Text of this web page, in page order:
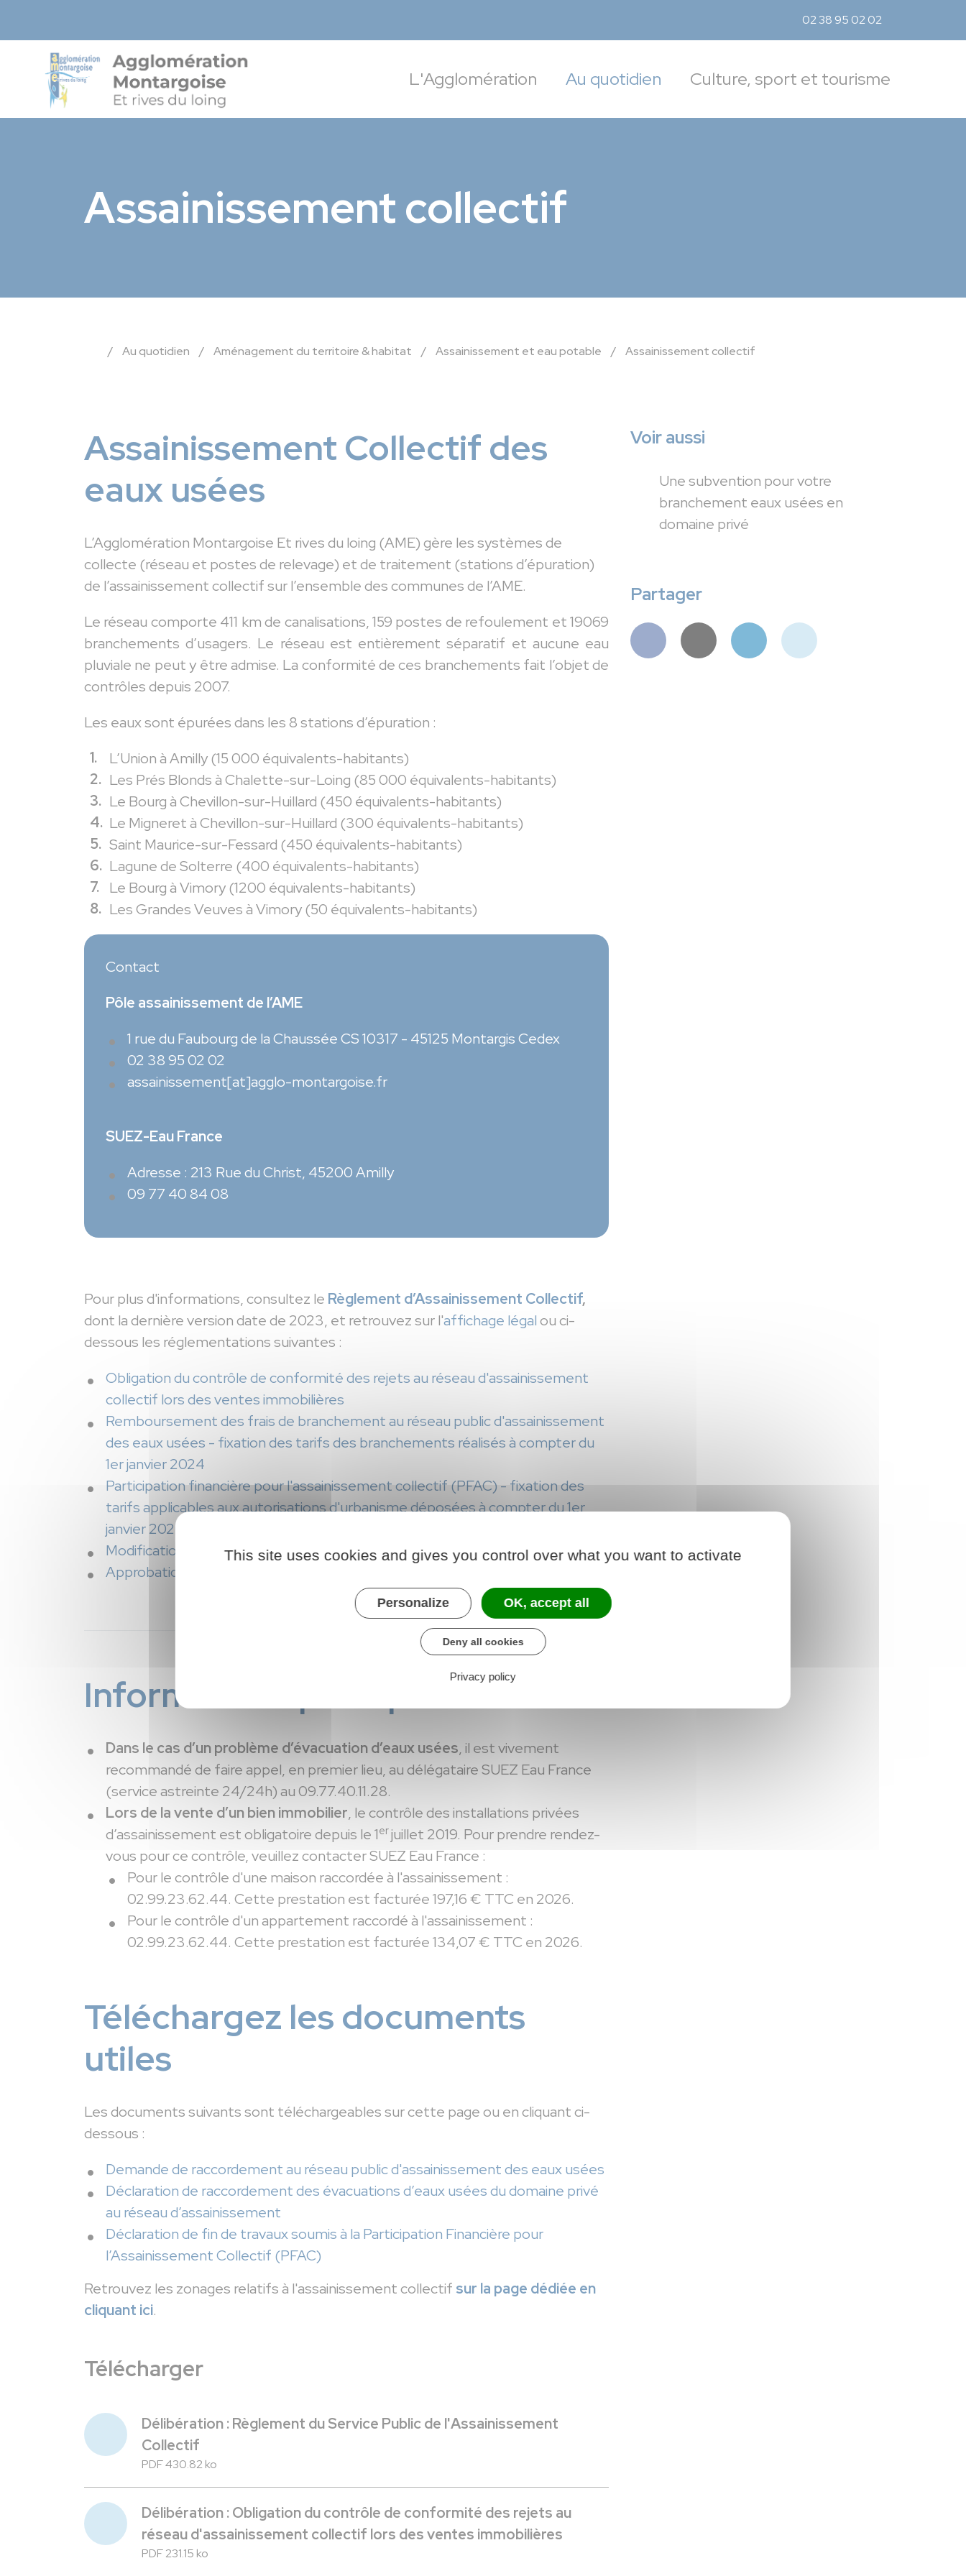
02 38 95 02 02
L'Agglomération Au quotidien Culture, sport et tourisme
Assainissement collectif
/ Au quotidien / Aménagement du territoire & habitat / Assainissement et eau potable / Assainissement collectif
Assainissement Collectif des
eaux usées
L’Agglomération Montargoise Et rives du loing (AME) gère les systèmes de
collecte (réseau et postes de relevage) et de traitement (stations d’épuration)
de l’assainissement collectif sur l’ensemble des communes de l’AME.
Le réseau comporte 411 km de canalisations, 159 postes de refoulement et 19069
branchements d’usagers. Le réseau est entièrement séparatif et aucune eau
pluviale ne peut y être admise. La conformité de ces branchements fait l’objet de
contrôles depuis 2007.
Les eaux sont épurées dans les 8 stations d’épuration :
L’Union à Amilly (15 000 équivalents-habitants)
Les Prés Blonds à Chalette-sur-Loing (85 000 équivalents-habitants)
Le Bourg à Chevillon-sur-Huillard (450 équivalents-habitants)
Le Migneret à Chevillon-sur-Huillard (300 équivalents-habitants)
Saint Maurice-sur-Fessard (450 équivalents-habitants)
Lagune de Solterre (400 équivalents-habitants)
Le Bourg à Vimory (1200 équivalents-habitants)
Les Grandes Veuves à Vimory (50 équivalents-habitants)
Contact
Pôle assainissement de l’AME
1 rue du Faubourg de la Chaussée CS 10317 - 45125 Montargis Cedex
02 38 95 02 02
assainissement[at]agglo-montargoise.fr
SUEZ-Eau France
Adresse : 213 Rue du Christ, 45200 Amilly
09 77 40 84 08
Pour plus d'informations, consultez le Règlement d’Assainissement Collectif,
dont la dernière version date de 2023, et retrouvez sur l'affichage légalou ci-
dessous les réglementations suivantes :
Obligation du contrôle de conformité des rejets au réseau d'assainissement
collectif lors des ventes immobilières
Remboursement des frais de branchement au réseau public d'assainissement
des eaux usées - fixation des tarifs des branchements réalisés à compter du
1er janvier 2024
Participation financière pour l'assainissement collectif (PFAC) - fixation des
tarifs applicables aux autorisations d'urbanisme déposées à compter du 1er
janvier 2024
Modification de la surtaxe de l'assainissement collectif
Approbation des zonages d'assainissement collectif, non collectif et pluvial
Informations pratiques
Dans le cas d’un problème d’évacuation d’eaux usées, il est vivement
recommandé de faire appel, en premier lieu, au délégataire SUEZ Eau France
(service astreinte 24/24h) au 09.77.40.11.28.
Lors de la vente d’un bien immobilier, le contrôle des installations privées
d’assainissement est obligatoire depuis le 1erjuillet 2019. Pour prendre rendez-
vous pour ce contrôle, veuillez contacter SUEZ Eau France :
Pour le contrôle d'une maison raccordée à l'assainissement :
02.99.23.62.44. Cette prestation est facturée 197,16 € TTC en 2026.
Pour le contrôle d'un appartement raccordé à l'assainissement :
02.99.23.62.44. Cette prestation est facturée 134,07 € TTC en 2026.
Téléchargez les documents
utiles
Les documents suivants sont téléchargeables sur cette page ou en cliquant ci-
dessous :
Demande de raccordement au réseau public d'assainissement des eaux usées
Déclaration de raccordement des évacuations d’eaux usées du domaine privé
au réseau d’assainissement
Déclaration de fin de travaux soumis à la Participation Financière pour
l’Assainissement Collectif (PFAC)
Retrouvez les zonages relatifs à l'assainissement collectif sur la page dédiée en
cliquant ici.
Télécharger
Délibération : Règlement du Service Public de l'Assainissement
Collectif
PDF 430.82 ko
Délibération : Obligation du contrôle de conformité des rejets au
réseau d'assainissement collectif lors des ventes immobilières
PDF 231.15 ko
Voir aussi
Une subvention pour votre
branchement eaux usées en
domaine privé
Partager
This site uses cookies and gives you control over what you want to activate
Personalize OK, accept all
Deny all cookies
Privacy policy